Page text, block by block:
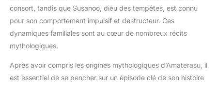
consort, tandis que Susanoo, dieu des tempêtes, est connu
pour son comportement impulsif et destructeur. Ces
dynamiques familiales sont au cœur de nombreux récits
mythologiques.
Après avoir compris les origines mythologiques d’Amaterasu, il
est essentiel de se pencher sur un épisode clé de son histoire